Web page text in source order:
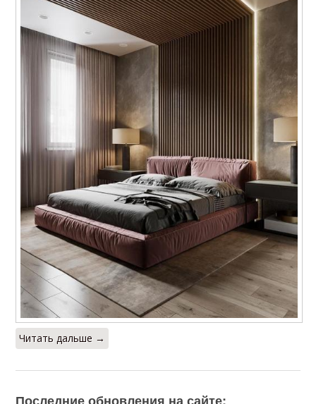
Читать дальше →